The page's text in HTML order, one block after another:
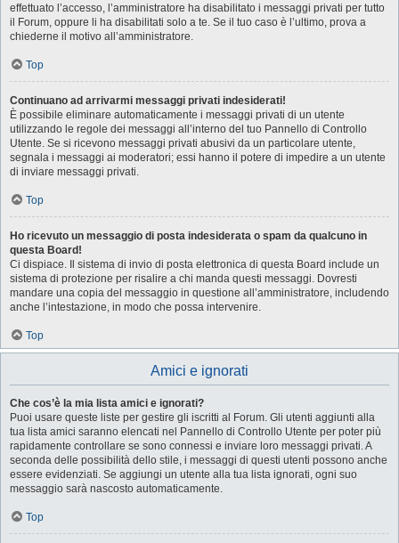
effettuato l’accesso, l’amministratore ha disabilitato i messaggi privati per tutto
il Forum, oppure li ha disabilitati solo a te. Se il tuo caso è l’ultimo, prova a
chiederne il motivo all’amministratore.
Top
Continuano ad arrivarmi messaggi privati indesiderati!
È possibile eliminare automaticamente i messaggi privati ​​di un utente
utilizzando le regole dei messaggi all’interno del tuo Pannello di Controllo
Utente. Se si ricevono messaggi privati ​​abusivi da un particolare utente,
segnala i messaggi ai moderatori; essi hanno il potere di impedire a un utente
di inviare messaggi privati​​.
Top
Ho ricevuto un messaggio di posta indesiderata o spam da qualcuno in
questa Board!
Ci dispiace. Il sistema di invio di posta elettronica di questa Board include un
sistema di protezione per risalire a chi manda questi messaggi. Dovresti
mandare una copia del messaggio in questione all’amministratore, includendo
anche l’intestazione, in modo che possa intervenire.
Top
Amici e ignorati
Che cos’è la mia lista amici e ignorati?
Puoi usare queste liste per gestire gli iscritti al Forum. Gli utenti aggiunti alla
tua lista amici saranno elencati nel Pannello di Controllo Utente per poter più
rapidamente controllare se sono connessi e inviare loro messaggi privati. A
seconda delle possibilità dello stile, i messaggi di questi utenti possono anche
essere evidenziati. Se aggiungi un utente alla tua lista ignorati, ogni suo
messaggio sarà nascosto automaticamente.
Top